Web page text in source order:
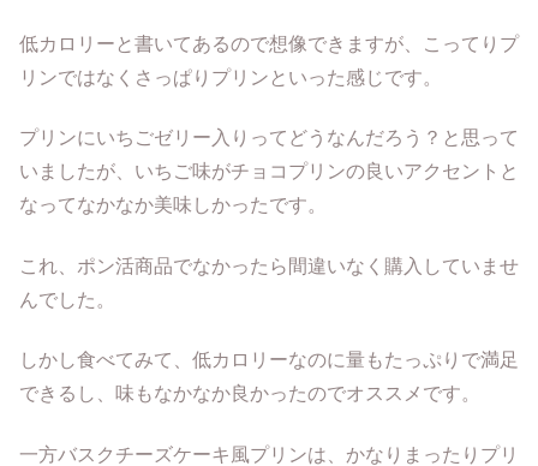
低カロリーと書いてあるので想像できますが、こってりプ
リンではなくさっぱりプリンといった感じです。
プリンにいちごゼリー入りってどうなんだろう？と思って
いましたが、いちご味がチョコプリンの良いアクセントと
なってなかなか美味しかったです。
これ、ポン活商品でなかったら間違いなく購入していませ
んでした。
しかし食べてみて、低カロリーなのに量もたっぷりで満足
できるし、味もなかなか良かったのでオススメです。
一方バスクチーズケーキ風プリンは、かなりまったりプリ